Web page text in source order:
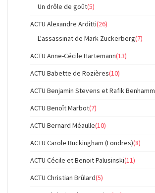
Un drôle de goût(5)
ACTU Alexandre Arditti(26)
L'assassinat de Mark Zuckerberg(7)
ACTU Anne-Cécile Hartemann(13)
ACTU Babette de Rozières(10)
ACTU Benjamin Stevens et Rafik
ACTU Benoît Marbot(7)
ACTU Bernard Méaulle(10)
ACTU Carole Buckingham (Londres)(8)
ACTU Cécile et Benoit Palusinski(11)
ACTU Christian Brûlard(5)